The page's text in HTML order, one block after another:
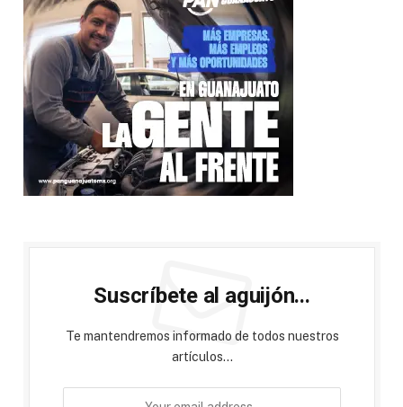
Suscríbete al aguijón...
Te mantendremos informado de todos nuestros
artículos...